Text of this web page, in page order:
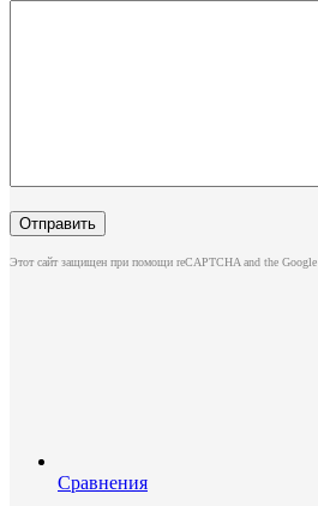
Этот сайт защищен при помощи reCAPTCHA and the Google
Сравнения